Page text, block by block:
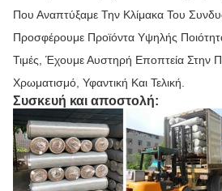
Που Αναπτύξαμε Την Κλίμακα Του
Προσφέρουμε Προϊόντα Υψηλής
Τιμές, Έχουμε Αυστηρή Εποπτεία Στην
Χρωματισμό, Υφαντική Και Τελική.
Συσκευή και αποστολή: